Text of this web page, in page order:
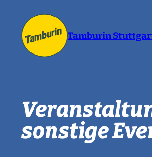
Inhalt
springen
Tamburin
sonstige